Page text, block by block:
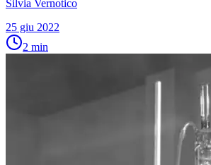
Silvia Vernotico
25 giu 2022
2 min